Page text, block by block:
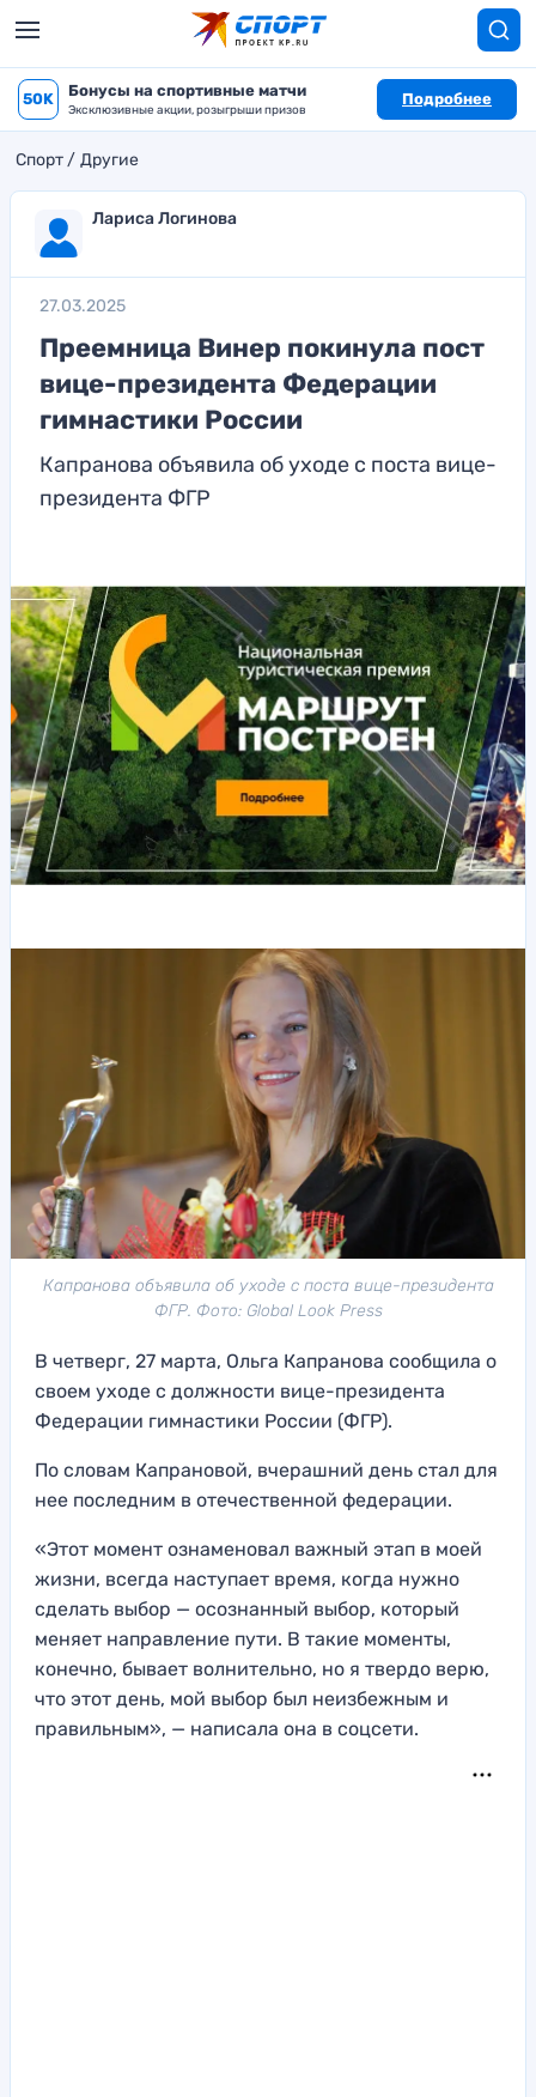
50K Бонусы на спортивные матчи
Эксклюзивные акции, розыгрыши призов
Подробнее
Спорт Другие
Лариса Логинова
27.03.2025
Преемница Винер покинула пост
вице-президента Федерации
гимнастики России
Капранова объявила об уходе с поста вице-
президента ФГР
Капранова объявила об уходе с поста вице-президента
ФГР. Фото: Global Look Press
В четверг, 27 марта, Ольга Капранова сообщила о
своем уходе с должности вице-президента
Федерации гимнастики России (ФГР).
По словам Капрановой, вчерашний день стал для
нее последним в отечественной федерации.
«Этот момент ознаменовал важный этап в моей
жизни, всегда наступает время, когда нужно
сделать выбор — осознанный выбор, который
меняет направление пути. В такие моменты,
конечно, бывает волнительно, но я твердо верю,
что этот день, мой выбор был неизбежным и
правильным», — написала она в соцсети.